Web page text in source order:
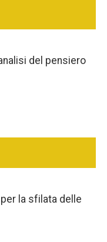
del pensiero
la sfilata delle